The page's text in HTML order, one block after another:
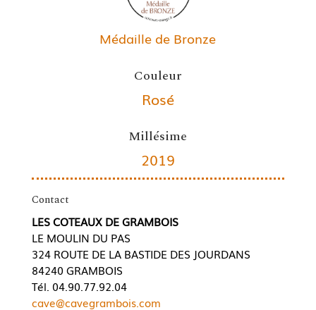
Médaille de Bronze
Couleur
Rosé
Millésime
2019
Contact
LES COTEAUX DE GRAMBOIS
LE MOULIN DU PAS
324 ROUTE DE LA BASTIDE DES JOURDANS
84240 GRAMBOIS
Tél. 04.90.77.92.04
cave@cavegrambois.com